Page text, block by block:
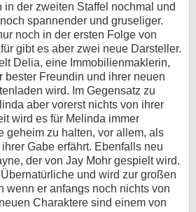
in der zweiten Staffel nochmal und
spannender und gruseliger.
noch in der ersten Folge von
gibt es aber zwei neue Darsteller.
Delia, eine Immobilienmaklerin,
bester Freundin und ihrer neuen
wird. Im Gegensatz zu
aber vorerst nichts von ihrer
wird es für Melinda immer
geheim zu halten, vor allem, als
Gabe erfährt. Ebenfalls neu
der von Jay Mohr gespielt wird.
und wird zur großen
wenn er anfangs noch nichts von
Charaktere sind einem von